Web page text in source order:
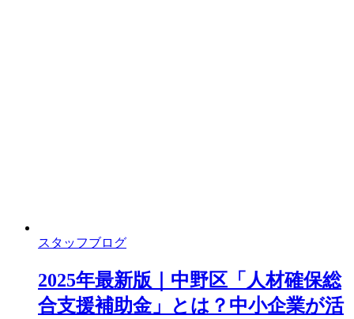
スタッフブログ
2025年最新版｜中野区「人材確保総
合支援補助金」とは？中小企業が活